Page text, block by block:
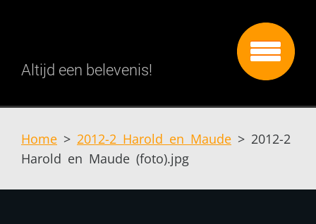
Altijd een belevenis!
Home > 2012-2 Harold en Maude > 2012-2
Harold en Maude (foto).jpg